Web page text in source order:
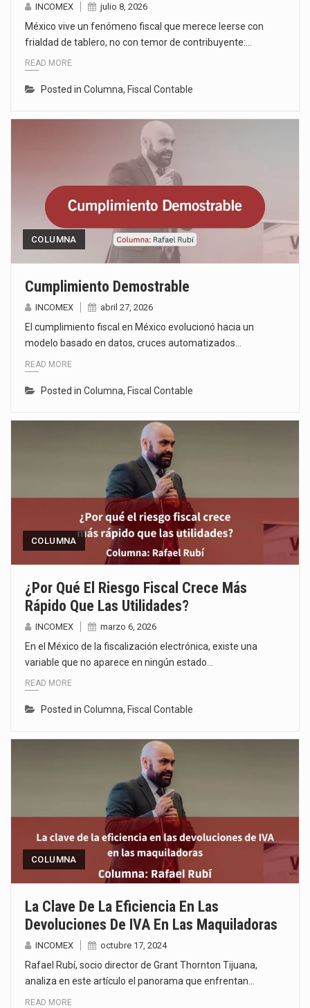
INCOMEX julio 8, 2026
México vive un fenómeno fiscal que merece leerse con
frialdad de tablero, no con temor de contribuyente:…
READ MORE
Posted in Columna, Fiscal Contable
COLUMNA
Cumplimiento Demostrable
INCOMEX abril 27, 2026
El cumplimiento fiscal en México evolucionó hacia un
modelo basado en datos, cruces automatizados…
READ MORE
Posted in Columna, Fiscal Contable
COLUMNA
¿Por Qué El Riesgo Fiscal Crece Más
Rápido Que Las Utilidades?
INCOMEX marzo 6, 2026
En el México de la fiscalización electrónica, existe una
variable que no aparece en ningún estado…
READ MORE
Posted in Columna, Fiscal Contable
COLUMNA
La Clave De La Eficiencia En Las
Devoluciones De IVA En Las Maquiladoras
INCOMEX octubre 17, 2024
Rafael Rubí, socio director de Grant Thornton Tijuana,
analiza en este artículo el panorama que enfrentan…
READ MORE